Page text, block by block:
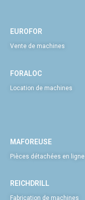
EUROFOR
Vente de machines
FORALOC
Location de machines
MAFOREUSE
Pièces détachées en ligne
REICHDRILL
Fabrication de machines